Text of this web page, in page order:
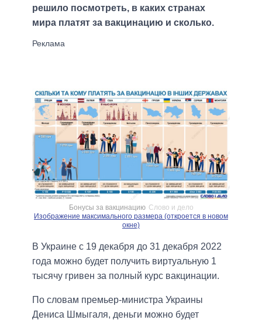
решило посмотреть, в каких странах
мира платят за вакцинацию и сколько.
Бонусы за вакцинацию Слово и дело
Изображение максимального размера (откроется в новом
окне)
В Украине с 19 декабря до 31 декабря 2022
года можно будет получить виртуальную 1
тысячу гривен за полный курс вакцинации.
По словам премьер-министра Украины
Дениса Шмыгаля, деньги можно будет